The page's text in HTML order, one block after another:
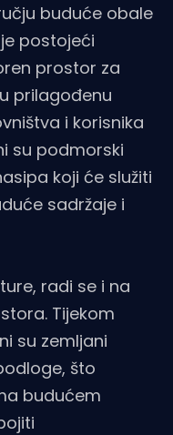
buduće obale
postojeći
prostor za
prilagođenu
i korisnika
su podmorski
koji će služiti
sadržaje i
radi se i na
Tijekom
su zemljani
što
budućem